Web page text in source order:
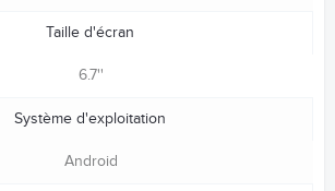
Taille d'écran
6.7''
Système d'exploitation
Android